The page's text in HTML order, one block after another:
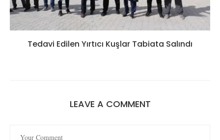
Tedavi Edilen Yırtıcı Kuşlar Tabiata Salındı
LEAVE A COMMENT